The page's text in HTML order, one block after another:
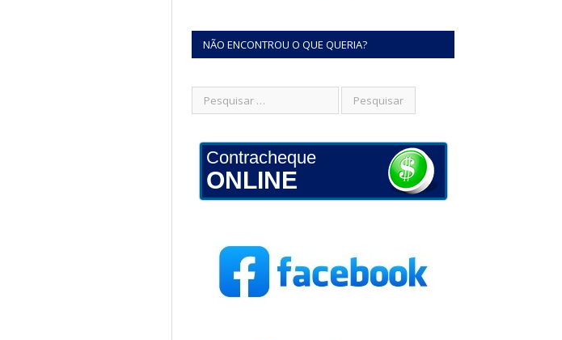
NÃO ENCONTROU O QUE QUERIA?
Contracheque
ONLINE